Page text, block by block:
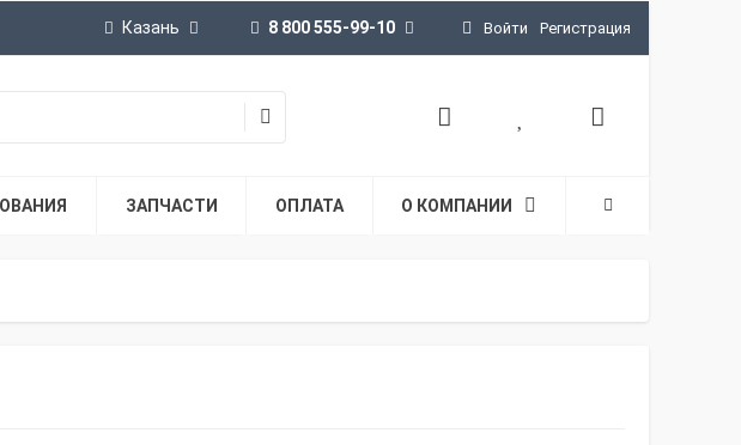
Казань 8 800 555-99-10 Войти Регистрация
ЗАПЧАСТИ ОПЛАТА О КОМПАНИИ